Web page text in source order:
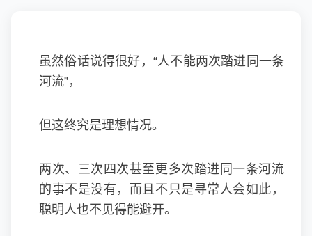
虽然俗话说得很好，“人不能两次踏进同一条
河流”，
但这终究是理想情况。
两次、三次四次甚至更多次踏进同一条河流
的事不是没有，而且不只是寻常人会如此，
聪明人也不见得能避开。